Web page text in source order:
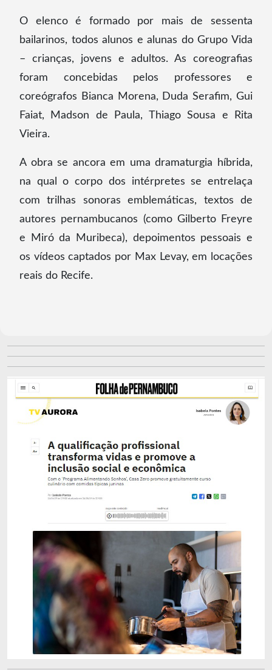
O elenco é formado por mais de sessenta
bailarinos, todos alunos e alunas do Grupo Vida
– crianças, jovens e adultos. As coreografias
foram concebidas pelos professores e
coreógrafos Bianca Morena, Duda Serafim, Gui
Faiat, Madson de Paula, Thiago Sousa e Rita
Vieira.
A obra se ancora em uma dramaturgia híbrida,
na qual o corpo dos intérpretes se entrelaça
com trilhas sonoras emblemáticas, textos de
autores pernambucanos (como Gilberto Freyre
e Miró da Muribeca), depoimentos pessoais e
os vídeos captados por Max Levay, em locações
reais do Recife.